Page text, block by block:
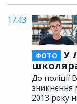
17:43
ФОТО
У
До поліції
зникнення
2013 року